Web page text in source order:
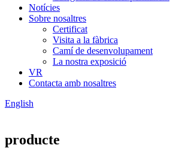
Notícies
Sobre nosaltres
Certificat
Visita a la fàbrica
Camí de desenvolupament
La nostra exposició
VR
Contacta amb nosaltres
English
producte